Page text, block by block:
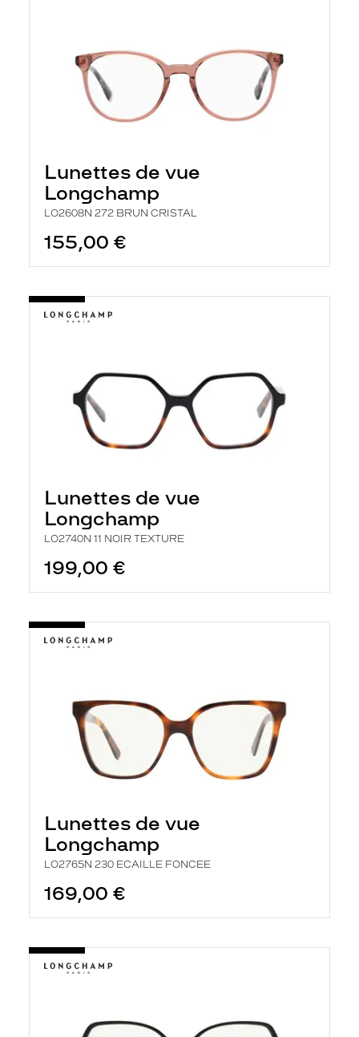
Lunettes de vue
Longchamp
LO2608N 272 BRUN CRISTAL
155,00 €
Lunettes de vue
Longchamp
LO2740N 11 NOIR TEXTURE
199,00 €
Lunettes de vue
Longchamp
LO2765N 230 ECAILLE FONCEE
169,00 €